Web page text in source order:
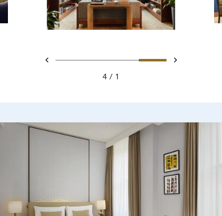
السابقتحريك 1 - Private Seating Areaتحريك 2 - Club Lounge - Barتحريك 3 -تحريك 4 - Private comfort at The Ritz-Carlton Club Loungeالتالي
4